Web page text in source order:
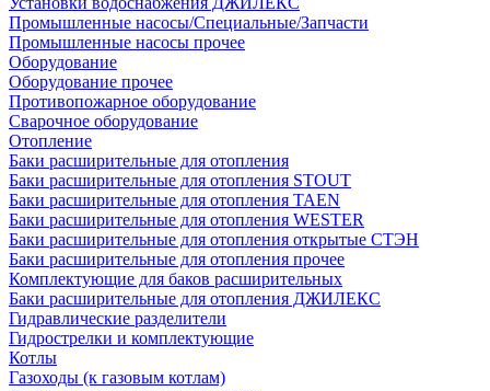
Промышленные насосы/Специальные/Запчасти
Промышленные насосы прочее
Оборудование
Оборудование прочее
Противопожарное оборудование
Сварочное оборудование
Отопление
Баки расширительные для отопления
Баки расширительные для отопления STOUT
Баки расширительные для отопления TAEN
Баки расширительные для отопления WESTER
Баки расширительные для отопления открытые СТЭН
Баки расширительные для отопления прочее
Комплектующие для баков расширительных
Баки расширительные для отопления ДЖИЛЕКС
Гидравлические разделители
Гидрострелки и комплектующие
Котлы
Газоходы (к газовым котлам)